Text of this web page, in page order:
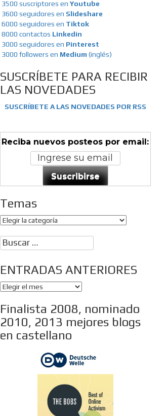
3500 suscriptores en Youtube
3600 seguidores en Slideshare
6000 seguidores en Tiktok
8000 contactos Linkedin
3000 seguidores en Pinterest
3000 followers en Medium (inglés)
SUSCRÍBETE PARA RECIBIR
LAS NOVEDADES
SUSCRÍBETE A LAS NOVEDADES POR RSS
Reciba nuevos posteos por email:
Suscribirse
Temas
Temas
Buscar:
ENTRADAS ANTERIORES
ENTRADAS
Finalista 2008, nominado
2010, 2013 mejores blogs
en castellano